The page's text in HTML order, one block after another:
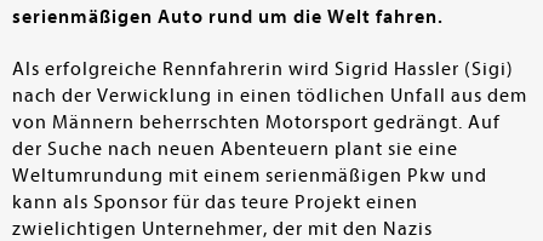
serienmäßigen Auto rund um die Welt fahren.
Als erfolgreiche Rennfahrerin wird Sigrid Hassler (Sigi)
nach der Verwicklung in einen tödlichen Unfall aus dem
von Männern beherrschten Motorsport gedrängt. Auf
der Suche nach neuen Abenteuern plant sie eine
Weltumrundung mit einem serienmäßigen Pkw und
kann als Sponsor für das teure Projekt einen
zwielichtigen Unternehmer, der mit den Nazis